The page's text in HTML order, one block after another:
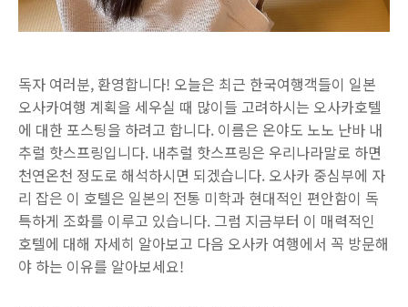
독자 여러분, 환영합니다! 오늘은 최근 한국여행객들이 일본
오사카여행 계획을 세우실 때 많이들 고려하시는 오사카호텔
에 대한 포스팅을 하려고 합니다. 이름은 온야도 노노 난바 내
추럴 핫스프링입니다. 내추럴 핫스프링은 우리나라말로 하면
천연온천 정도로 해석하시면 되겠습니다. 오사카 중심부에 자
리 잡은 이 호텔은 일본의 전통 미학과 현대적인 편안함이 독
특하게 조화를 이루고 있습니다. 그럼 지금부터 이 매력적인
호텔에 대해 자세히 알아보고 다음 오사카 여행에서 꼭 방문해
야 하는 이유를 알아보세요!